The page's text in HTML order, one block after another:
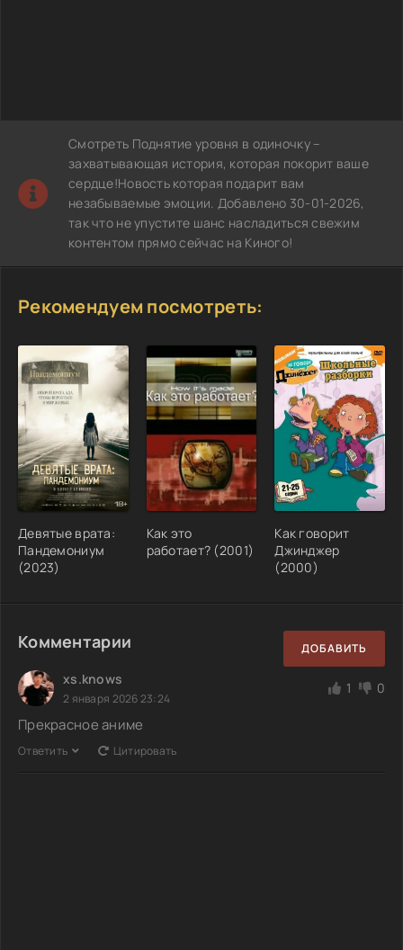
Смотреть Поднятие уровня в одиночку –
захватывающая история, которая покорит ваше
сердце!Новость которая подарит вам
незабываемые эмоции. Добавлено 30-01-2026,
так что не упустите шанс насладиться свежим
контентом прямо сейчас на Киного!
Рекомендуем посмотреть:
Девятые врата:
Пандемониум
(2023)
Как это
работает? (2001)
Как говорит
Джинджер
(2000)
Комментарии ДОБАВИТЬ
xs.knows
2 января 2026 23:24
1 0
Прекрасное аниме
Ответить Цитировать